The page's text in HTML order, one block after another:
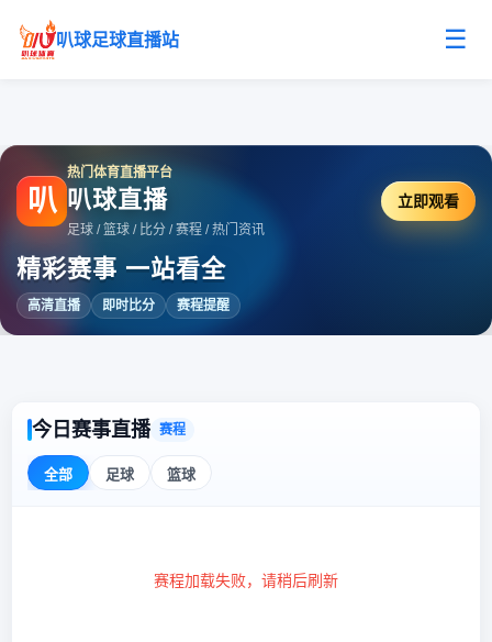
叭球足球直播站 ☰
叭
热门体育直播平台
叭球直播
足球 / 篮球 / 比分 / 赛程 / 热门资讯
精彩赛事 一站看全
高清直播 即时比分 赛程提醒
立即观看